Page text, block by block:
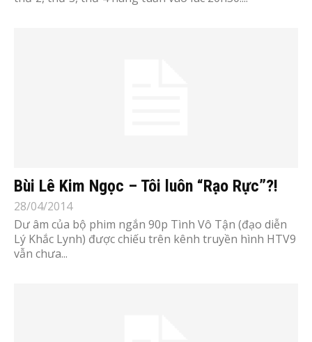
Bùi Lê Kim Ngọc – Tôi luôn “Rạo Rực”?!
28/04/2014
Dư âm của bộ phim ngắn 90p Tình Vô Tận (đạo diễn
Lý Khắc Lynh) được chiếu trên kênh truyền hình HTV9
vẫn chưa...